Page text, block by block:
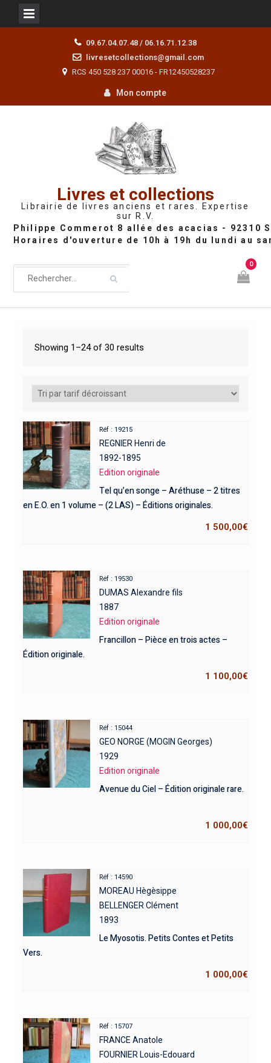
09.67.04.07.48 / 06.16.71.12.38
livresetcollections@gmail.com
RCS 450 528 237 00016 - FR12450528237
Mon compte
Livres et collections
Librairie de livres anciens et rares. Expertise
sur R.V.
0
Showing 1–24 of 30 results
Réf : 19215
REGNIER Henri de
1892-1895
Edition originale
Tel qu’en songe – Aréthuse – 2 titres
en E.O. en 1 volume – (2 LAS) – Éditions originales.
1 500,00€
Réf : 19530
DUMAS Alexandre fils
1887
Edition originale
Francillon – Pièce en trois actes –
Édition originale.
1 100,00€
Réf : 15044
GEO NORGE (MOGIN Georges)
1929
Edition originale
Avenue du Ciel – Édition originale rare.
1 000,00€
Réf : 14590
MOREAU Hègèsippe
BELLENGER Clément
1893
Le Myosotis. Petits Contes et Petits
Vers.
1 000,00€
Réf : 15707
FRANCE Anatole
FOURNIER Louis-Edouard